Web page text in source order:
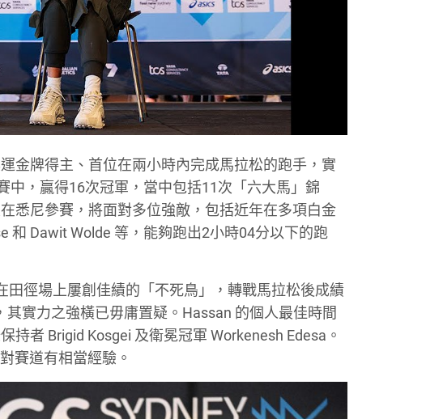
金牌得主、首位在兩小時內完成馬拉松的跑手，實
中，贏得16次冠軍，當中包括11次「六大馬」錦
悉尼參賽，將面對多位強敵，包括近年在多項白金
和 Dawit Wolde 等，能夠跑出2小時04分以下的跑
徑場上屢創佳績的「不死鳥」，轉戰馬拉松後成績
實力之強橫已毋庸置疑。Hassan 的個人最佳時間
者 Brigid Kosgei 及衛冕冠軍 Workenesh Edesa。
賽道有相當經驗。